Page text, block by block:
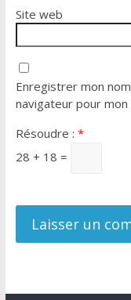
Site web
Enregistrer mon
navigateur pour
Résoudre : *
28 + 18 =